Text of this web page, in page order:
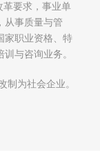
革要求，事业单
从事质量与管
家职业资格、特
与咨询业务。
制为社会企业。